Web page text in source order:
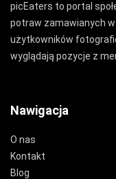
picEaters to portal
potraw zamawianych
użytkowników
wyglądają pozycje z
Nawigacja
O nas
Kontakt
Blog